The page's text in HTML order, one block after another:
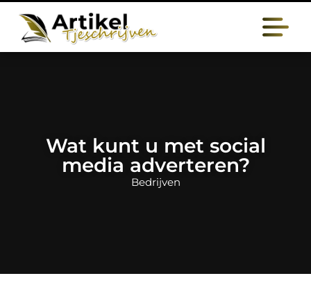
Wat kunt u met social
media adverteren?
Bedrijven